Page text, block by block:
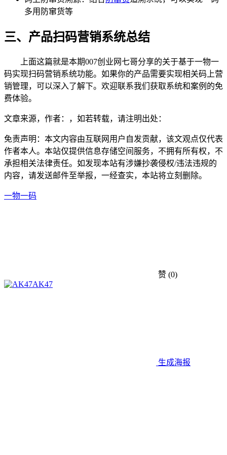
多用防窜货等
三、产品扫码营销系统总结
上面这篇就是本期007创业网七哥分享的关于基于一物一
码实现扫码营销系统功能。如果你的产品需要实现相关码上营
销管理，可以深入了解下。欢迎联系我们获取系统和案例的免
费体验。
文章来源，作者：，如若转载，请注明出处：
免责声明：本文内容由互联网用户自发贡献，该文观点仅代表
作者本人。本站仅提供信息存储空间服务，不拥有所有权，不
承担相关法律责任。如发现本站有涉嫌抄袭侵权/违法违规的
内容，请发送邮件至举报，一经查实，本站将立刻删除。
一物一码
赞 (0)
AK47
生成海报